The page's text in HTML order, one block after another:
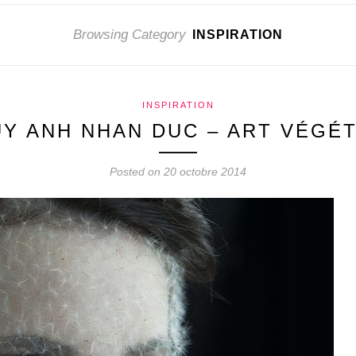
Browsing Category INSPIRATION
INSPIRATION
ANH NHAN DUC – ART
Posted on 20 octobre 2014